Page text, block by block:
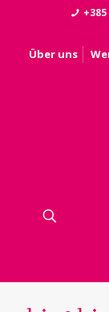
+385
Über uns